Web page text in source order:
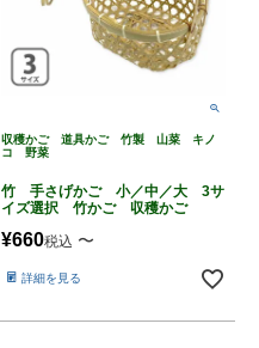
収穫かご 道具かご 竹製 山菜 キノ
コ 野菜
竹 手さげかご 小／中／大 3サ
イズ選択 竹かご 収穫かご
¥660税込 〜
詳細を見る